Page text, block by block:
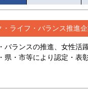
・ライフ・バランス推進
バランスの推進、女性活
県・市等により認定・表